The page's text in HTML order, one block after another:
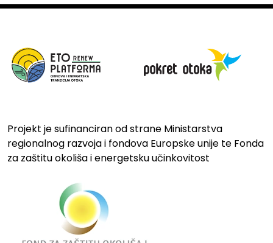
Projekt je sufinanciran od strane Ministarstva
regionalnog razvoja i fondova Europske unije te Fonda
za zaštitu okoliša i energetsku učinkovitost